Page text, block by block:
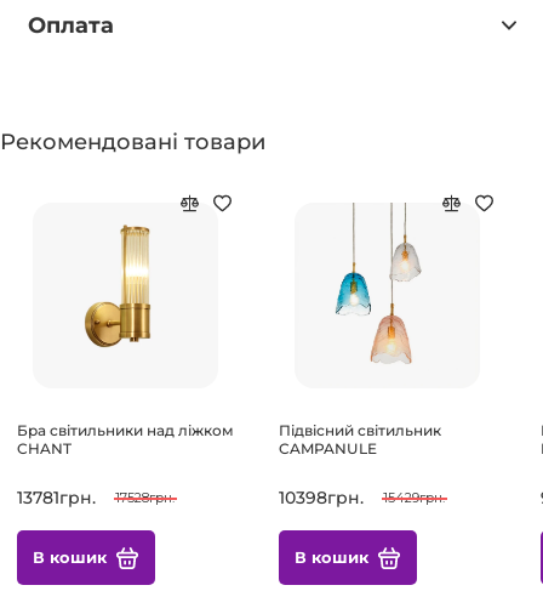
Оплата
Рекомендовані товари
Бра світильники над ліжком
CHANT
13781грн. 17528грн.
В кошик
Підвісний світильник
CAMPANULE
10398грн. 15429грн.
В кошик